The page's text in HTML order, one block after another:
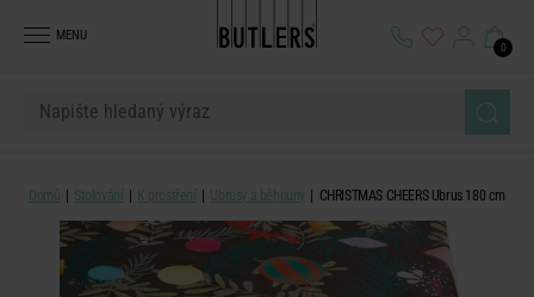
MENU
0
Domů Stolování K prostření Ubrusy a běhouny CHRISTMAS CHEERS Ubrus 180 cm